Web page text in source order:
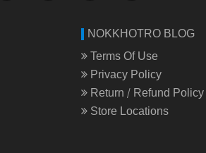
NOKKHOTRO BLOG
Terms Of Use
Privacy Policy
Return / Refund Policy
Store Locations